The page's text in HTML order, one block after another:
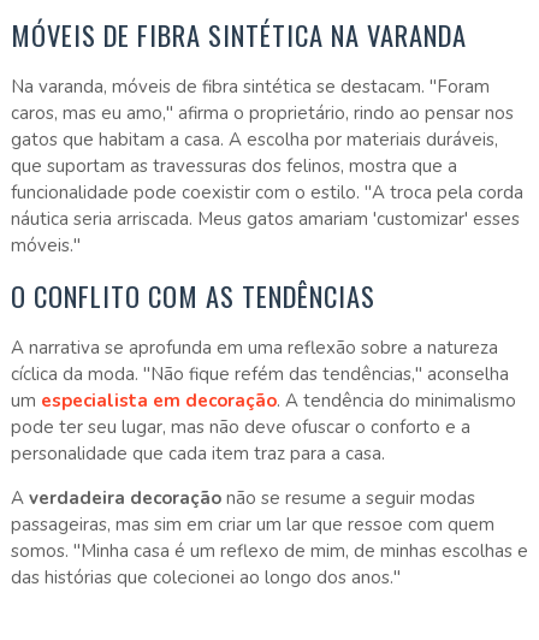
MÓVEIS DE FIBRA SINTÉTICA NA VARANDA
Na varanda, móveis de fibra sintética se destacam. "Foram
caros, mas eu amo," afirma o proprietário, rindo ao pensar nos
gatos que habitam a casa. A escolha por materiais duráveis,
que suportam as travessuras dos felinos, mostra que a
funcionalidade pode coexistir com o estilo. "A troca pela corda
náutica seria arriscada. Meus gatos amariam 'customizar' esses
móveis."
O CONFLITO COM AS TENDÊNCIAS
A narrativa se aprofunda em uma reflexão sobre a natureza
cíclica da moda. "Não fique refém das tendências," aconselha
um especialista em decoração. A tendência do minimalismo
pode ter seu lugar, mas não deve ofuscar o conforto e a
personalidade que cada item traz para a casa.
A verdadeira decoraçãonão se resume a seguir modas
passageiras, mas sim em criar um lar que ressoe com quem
somos. "Minha casa é um reflexo de mim, de minhas escolhas e
das histórias que colecionei ao longo dos anos."